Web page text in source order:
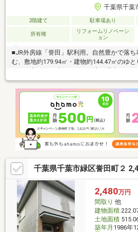
千葉県千葉
2階建て 駐車場あり
所有権
リフォームリノベーシ
ョン
■JR外房線「誉田」駅利用。自然豊かで落
む、敷地約179.94㎡・建物約144.47㎡のゆと
められます。■約16帖のLDKを中心に、8帖
6.5帖の洋室を備えたゆとりある間取り。3
納も充実しており、ご家族の荷物もすっき
東側約6m公道に面し、駐車スペース1台分
居専用地域ならではの穏やかな街並みで、落
力です。越智中央公園まで徒歩約3分、越智
と、子育て世帯にも嬉しい住環境が整って
千葉県千葉市緑区誉田町２
2,480万円
間取り 他
建物面積
土地面積
築年月 1986年